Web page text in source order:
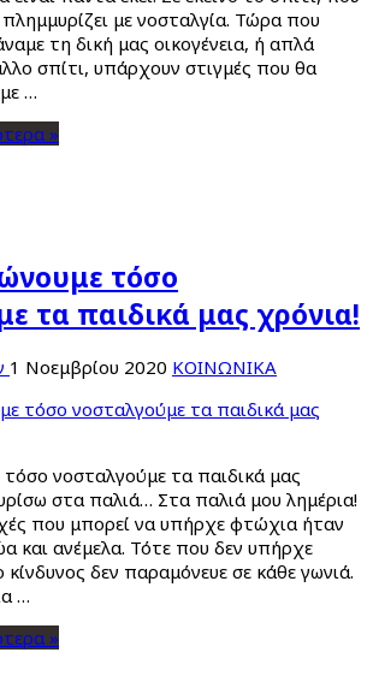
με νοσταλγία. Τώρα που
τη δική μας οικογένεια, ή απλά
σπίτι, υπάρχουν στιγμές που θα
…
»
τόσο
τα παιδικά μας χρόνια!
1 Νοεμβρίου 2020 ΚΟΙΝΩΝΙΚΑ
νοσταλγούμε τα παιδικά μας
στα παλιά… Στα παλιά μου λημέρια!
που μπορεί να υπήρχε φτώχια ήταν
και ανέμελα. Τότε που δεν υπήρχε
δεν παραμόνευε σε κάθε γωνιά.
…
»